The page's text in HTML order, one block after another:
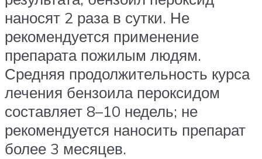
наносят 2 раза в сутки. Не
рекомендуется применение
препарата пожилым людям.
Средняя продолжительность курса
лечения бензоила пероксидом
составляет 8–10 недель; не
рекомендуется наносить препарат
более 3 месяцев.